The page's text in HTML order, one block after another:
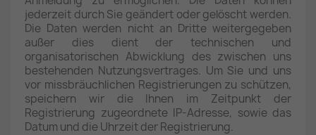
jederzeit durch Sie geändert oder gelöscht werden.
Die Daten werden nicht an Dritte weitergegeben
außer dies dient der technischen und
organisatorischen Abwicklung des zwischen uns
bestehenden Nutzungsvertrages. Um Sie und uns
vor missbräuchlichen Registrierungen zu schützen,
speichern wir die Ihnen im Zeitpunkt der
Registrierung zugeordnete IP-Adresse, sowie das
Datum und die Uhrzeit der Registrierung.